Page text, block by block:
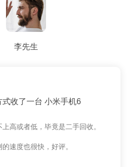
李先生
收了一台 小米手机6
高或者低，毕竟是二手回收。
速度也很快，好评。